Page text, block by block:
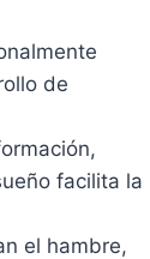
de
facilita la
el hambre,